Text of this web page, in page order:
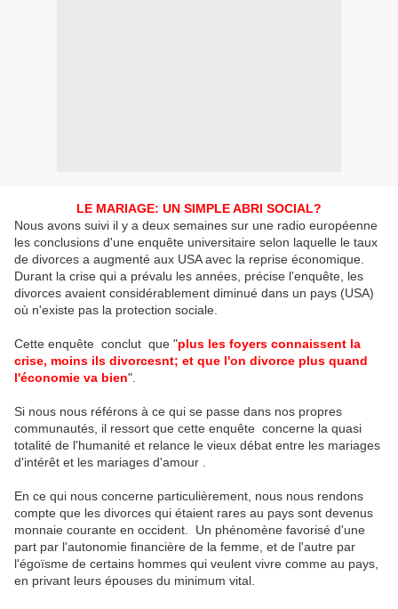
LE MARIAGE: UN SIMPLE ABRI SOCIAL?
Nous avons suivi il y a deux semaines sur une radio européenne
les conclusions d'une enquête universitaire selon laquelle le taux
de divorces a augmenté aux USA avec la reprise économique.
Durant la crise qui a prévalu les années, précise l'enquête, les
divorces avaient considérablement diminué dans un pays (USA)
où n'existe pas la protection sociale.
Cette enquête conclut que "plus les foyers connaissent la
crise, moins ils divorcesnt; et que l'on divorce plus quand
l'économie va bien".
Si nous nous référons à ce qui se passe dans nos propres
communautés, il ressort que cette enquête concerne la quasi
totalité de l'humanité et relance le vieux débat entre les mariages
d'intérêt et les mariages d'amour .
En ce qui nous concerne particulièrement, nous nous rendons
compte que les divorces qui étaient rares au pays sont devenus
monnaie courante en occident. Un phénomène favorisé d'une
part par l'autonomie financière de la femme, et de l'autre par
l'égoïsme de certains hommes qui veulent vivre comme au pays,
en privant leurs épouses du minimum vital.